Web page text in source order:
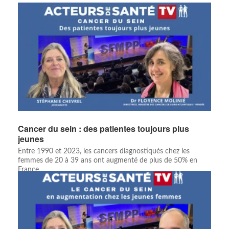
Cancer du sein : des patientes toujours plus
jeunes
Entre 1990 et 2023, les cancers diagnostiqués chez les
femmes de 20 à 39 ans ont augmenté de plus de 50% en
France.